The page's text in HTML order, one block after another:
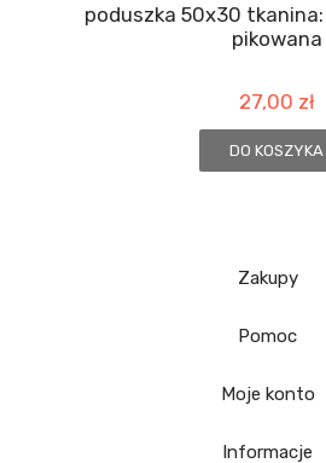
poduszka 50x30
pikowana
27,00 zł
DO KOSZYKA
Zakupy
Pomoc
Moje konto
Informacje